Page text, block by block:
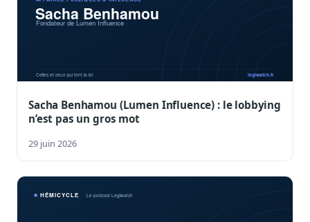
Sacha Benhamou (Lumen Influence) : le lobbying
n’est pas un gros mot
29 juin 2026